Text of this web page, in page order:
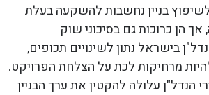
בניין נחשבות להשקעה בעלת
אך הן כרוכות גם בסיכוני שוק
בישראל נתון לשינויים תכופים,
מרחיקות לכת על הצלחת הפרויקט.
הנדל"ן עלולה להקטין את ערך הבניין